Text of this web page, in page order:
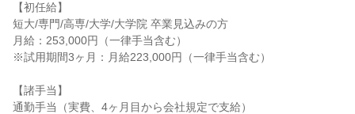
【初任給】
短大/専門/高専/大学/大学院 卒業見込みの方
月給：253,000円（一律手当含む）
※試用期間3ヶ月：月給223,000円（一律手当含む）
【諸手当】
通勤手当（実費、4ヶ月目から会社規定で支給）